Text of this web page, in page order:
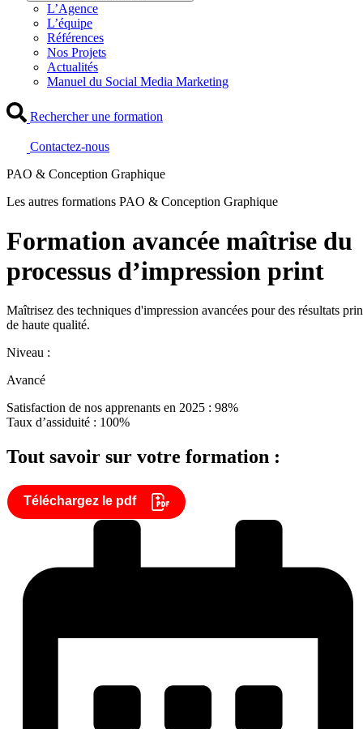
L’Agence
L’équipe
Références
Nos Projets
Actualités
Manuel du Social Media Marketing
Rechercher une formation
Contactez-nous
PAO & Conception Graphique
Les autres formations PAO & Conception Graphique
Formation avancée maîtrise du
processus d’impression print
Maîtrisez des techniques d'impression avancées pour des résultats
de haute qualité.
Niveau :
Avancé
Satisfaction de nos apprenants en 2025 : 98%
Taux d’assiduité : 100%
Tout savoir sur votre formation :
Téléchargez le pdf